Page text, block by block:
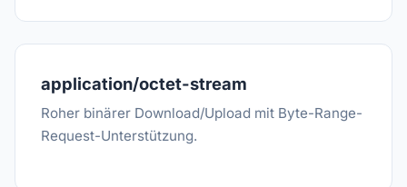
application/octet-stream
Roher binärer Download/Upload mit Byte-Range-
Request-Unterstützung.